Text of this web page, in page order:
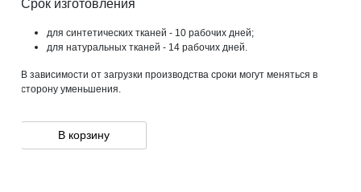
Срок изготовления
для синтетических тканей - 10 рабочих дней;
для натуральных тканей - 14 рабочих дней.
В зависимости от загрузки производства сроки могут меняться в
сторону уменьшения.
В корзину